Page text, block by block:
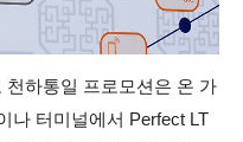
천하통일 프로모션은 온 가
나 터미널에서 Perfect LT